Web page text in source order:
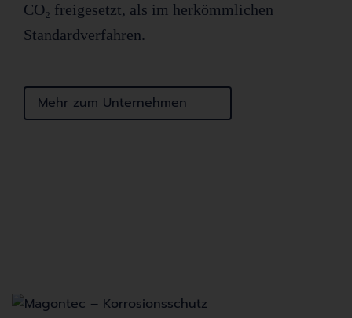
CO₂ freigesetzt, als im herkömmlichen
Standardverfahren.
Mehr zum Unternehmen